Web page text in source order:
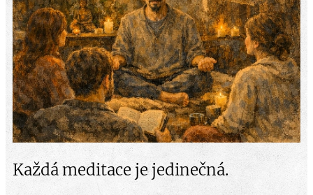
Každá meditace je jedinečná.